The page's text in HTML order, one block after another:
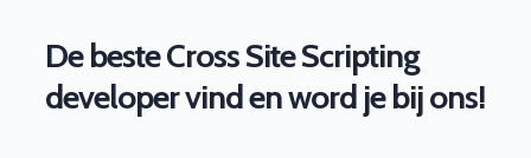
De beste Cross Site Scripting
developer vind en word je bij ons!